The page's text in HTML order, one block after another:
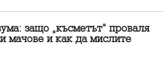
защо „късметът“ проваля
мачове и как да мислите